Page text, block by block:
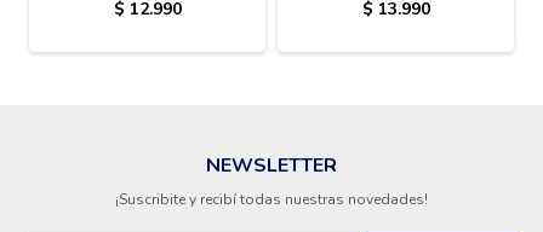
$ 12.990 $ 13.990
NEWSLETTER
¡Suscribite y recibí todas nuestras novedades!